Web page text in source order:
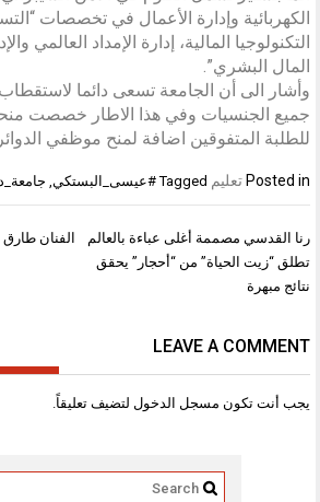
الكهربائية وإدارة الأعمال في تخصصات
التكنولوجيا المالية، إدارة الإمداد العالمي
المال البشري”.
وأشار الى أن الجامعة تسعى دائما
جميع الجنسيات وفي هذا الاطار خصصت
للطلبة المتفوقين اضافة لمنح موظفي
Posted in تعليم Tagged #عيسى_البستكي
تصفّح
المقالات
الفنان طارق
رنا القدسي مصممة أغلى عباءة بالعالم
تطلق “زيت الحياة” من “أحجار” يحقق
نتائج مبهرة
LEAVE A COMMENT
يجب أنت تكون مسجل الدخول لتضيف تعليقاً.